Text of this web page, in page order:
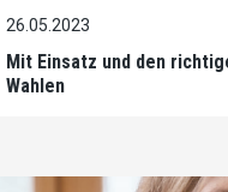
26.05.2023
Mit Einsatz und den
Wahlen